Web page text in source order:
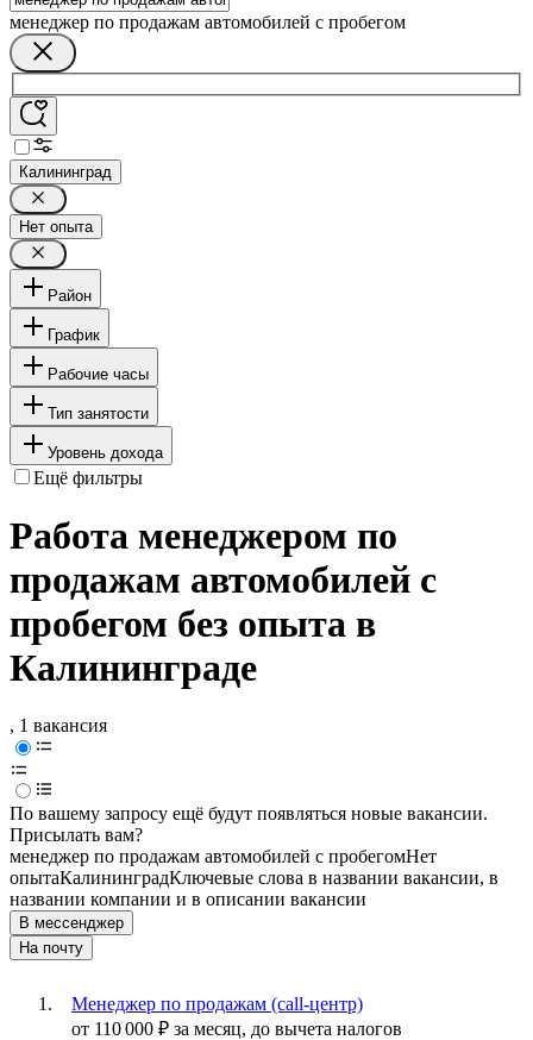
менеджер по продажам автомобилей с пробегом
Калининград
Нет опыта
Район
График
Рабочие часы
Тип занятости
Уровень дохода
Ещё фильтры
Работа менеджером по
продажам автомобилей с
пробегом без опыта в
Калининграде
, 1 вакансия
По вашему запросу ещё будут появляться новые вакансии.
Присылать вам?
менеджер по продажам автомобилей с пробегомНет
опытаКалининградКлючевые слова в названии вакансии, в
названии компании и в описании вакансии
В мессенджер
На почту
Менеджер по продажам (call-центр)
от 110 000 ₽ за месяц, до вычета налогов